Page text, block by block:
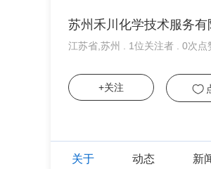
苏州禾川化学技术服务有
江苏省,苏州 . 1位关注者 . 0次
+关注
关于 动态 新